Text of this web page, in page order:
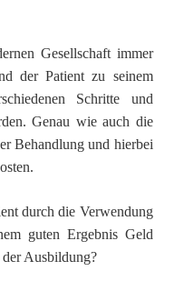
Gesellschaft immer
der Patient zu seinem
Schritte und
Genau wie auch die
Behandlung und hierbei
durch die Verwendung
guten Ergebnis Geld
Ausbildung?